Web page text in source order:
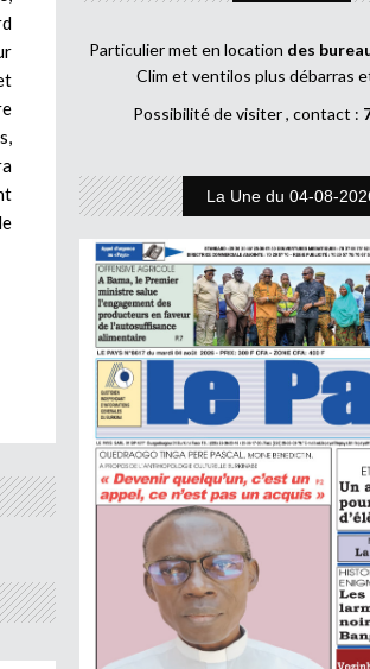
Particulier met en location des
Clim et ventilos plus débarras
Possibilité de visiter , contact :
La Une du 04-08-